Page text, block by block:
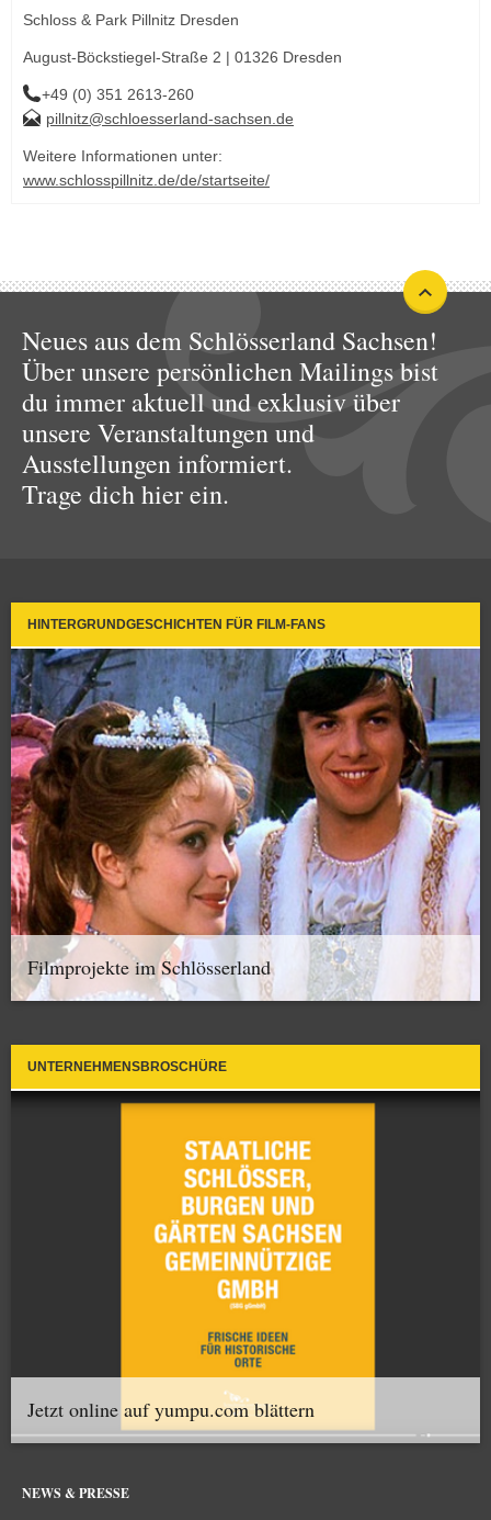
Schloss & Park Pillnitz Dresden
August-Böckstiegel-Straße 2 | 01326 Dresden
+49 (0) 351 2613-260
pillnitz@schloesserland-sachsen.de
Weitere Informationen unter:
www.schlosspillnitz.de/de/startseite/
Neues aus dem Schlösserland Sachsen!
Über unsere persönlichen Mailings bist
du immer aktuell und exklusiv über
unsere Veranstaltungen und
Ausstellungen informiert.
Trage dich hier ein.
HINTERGRUNDGESCHICHTEN FÜR FILM-FANS
Filmprojekte im Schlösserland
UNTERNEHMENSBROSCHÜRE
Jetzt online auf yumpu.com blättern
NEWS & PRESSE